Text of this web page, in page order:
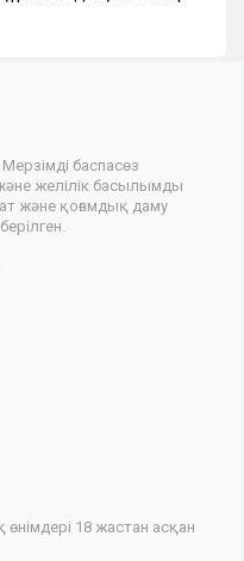
баспасөз
желілік басылымды
және қоғамдық даму
18 жастан асқан